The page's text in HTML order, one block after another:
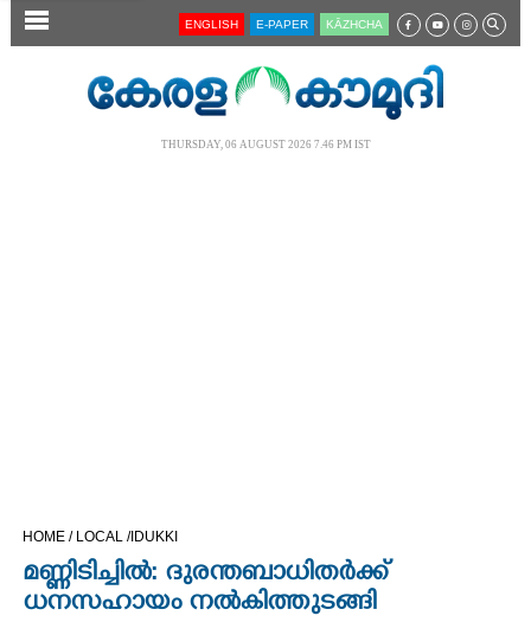
SECTIONS ENGLISH E-PAPER KĀZHCHA
THURSDAY, 06 AUGUST 2026 7.46 PM IST
HOME / LOCAL /IDUKKI
മണ്ണിടിച്ചിൽ: ദുരന്തബാധിതർക്ക്
ധനസഹായം നൽകിത്തുടങ്ങി